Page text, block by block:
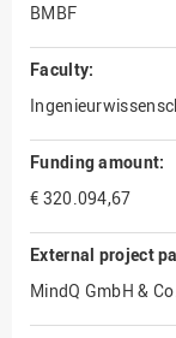
BMBF
Faculty:
Funding amount:
€ 320.094,67
External project
MindQ GmbH &